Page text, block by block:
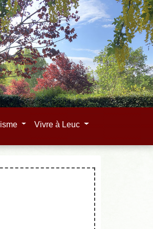
Vivre à Leuc